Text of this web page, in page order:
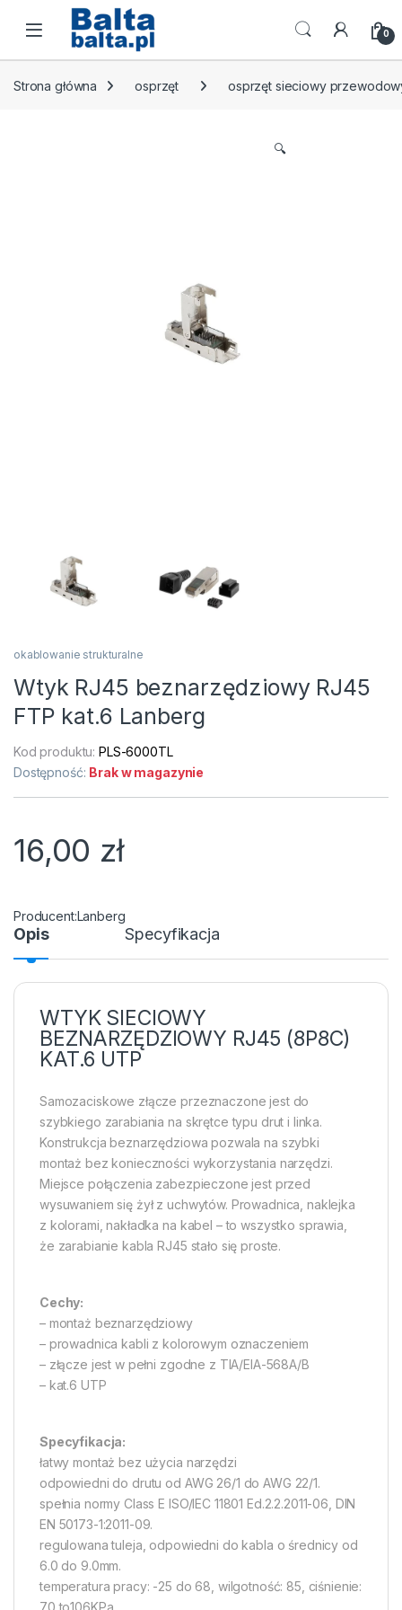
Skip to navigation
Skip to content
Open 0
Strona główna osprzęt osprzęt sieciowy
🔍
okablowanie strukturalne
Wtyk RJ45 beznarzędziowy RJ45
FTP kat.6 Lanberg
Kod produktu:PLS-6000TL
Dostępność: Brak w magazynie
16,00 zł
Lanberg
Opis Specyfikacja
WTYK SIECIOWY
BEZNARZĘDZIOWY RJ45 (8P8C)
KAT.6 UTP
Samozaciskowe złącze przeznaczone jest do
szybkiego zarabiania na skrętce typu drut i linka.
Konstrukcja beznarzędziowa pozwala na szybki
montaż bez konieczności wykorzystania narzędzi.
Miejsce połączenia zabezpieczone jest przed
wysuwaniem się żył z uchwytów. Prowadnica, naklejka
z kolorami, nakładka na kabel – to wszystko sprawia,
że zarabianie kabla RJ45 stało się proste.
Cechy:
– montaż beznarzędziowy
– prowadnica kabli z kolorowym oznaczeniem
– złącze jest w pełni zgodne z TIA/EIA-568A/B
– kat.6 UTP
Specyfikacja:
łatwy montaż bez użycia narzędzi
odpowiedni do drutu od AWG 26/1 do AWG 22/1.
spełnia normy Class E ISO/IEC 11801 Ed.2.2.2011-06, DIN
EN 50173-1:2011-09.
regulowana tuleja, odpowiedni do kabla o średnicy od
6.0 do 9.0mm.
temperatura pracy: -25 do 68, wilgotność: 85, ciśnienie: